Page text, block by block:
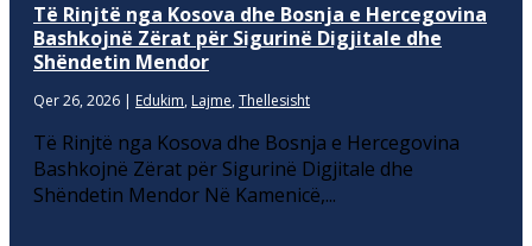
Të Rinjtë nga Kosova dhe Bosnja e Hercegovina
Bashkojnë Zërat për Sigurinë Digjitale dhe
Shëndetin Mendor
Qer 26, 2026 | Edukim, Lajme, Thellesisht
Të Rinjtë nga Kosova dhe Bosnja e Hercegovina
Bashkojnë Zërat për Sigurinë Digjitale dhe
Shëndetin Mendor Në Kamenicë,...